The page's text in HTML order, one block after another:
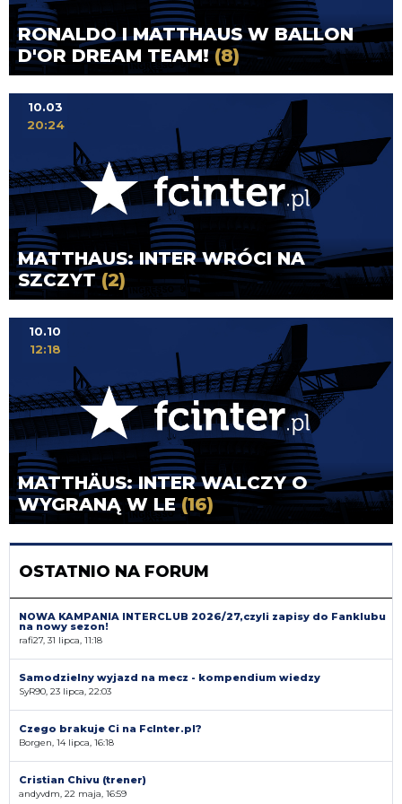
RONALDO I MATTHAUS W BALLON
D'OR DREAM TEAM! (8)
MATTHAUS: INTER WRÓCI NA
SZCZYT(2)
10.03
20:24
MATTHÄUS: INTER WALCZY O
WYGRANĄ W LE(16)
10.10
12:18
OSTATNIO NA FORUM
NOWA KAMPANIA INTERCLUB 2026/27,czyli zapisy do Fanklubu
na nowy sezon!
rafi27, 31 lipca, 11:18
Samodzielny wyjazd na mecz - kompendium wiedzy
SyR90, 23 lipca, 22:03
Czego brakuje Ci na FcInter.pl?
Borgen, 14 lipca, 16:18
Cristian Chivu (trener)
andyvdm, 22 maja, 16:59